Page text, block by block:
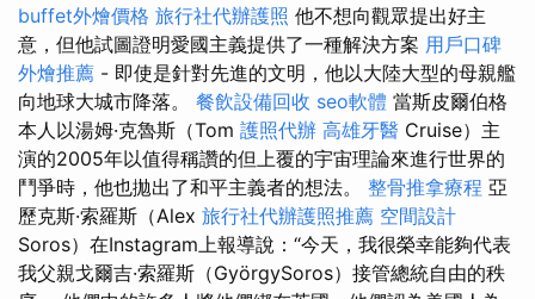
buffet外燴價格 旅行社代辦護照 他不想向觀眾提出好主
意，但他試圖證明愛國主義提供了一種解決方案 用戶口碑
外燴推薦 - 即使是針對先進的文明，他以大陸大型的母親艦
向地球大城市降落。 餐飲設備回收 seo軟體 當斯皮爾伯格
本人以湯姆·克魯斯（Tom 護照代辦 高雄牙醫 Cruise）主
演的2005年以值得稱讚的但上覆的宇宙理論來進行世界的
鬥爭時，他也拋出了和平主義者的想法。 整骨推拿療程 亞
歷克斯·索羅斯（Alex 旅行社代辦護照推薦 空間設計
Soros）在Instagram上報導說：“今天，我很榮幸能夠代表
我父親戈爾吉·索羅斯（GyörgySoros）接管總統自由的秩